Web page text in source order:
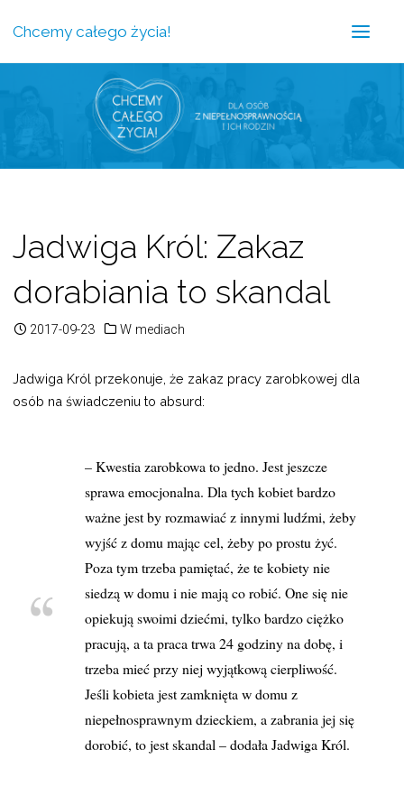
Chcemy całego życia!
Jadwiga Król: Zakaz
dorabiania to skandal
2017-09-23 W mediach
Jadwiga Król przekonuje, że zakaz pracy zarobkowej dla
osób na świadczeniu to absurd:
– Kwestia zarobkowa to jedno. Jest jeszcze
sprawa emocjonalna. Dla tych kobiet bardzo
ważne jest by rozmawiać z innymi ludźmi, żeby
wyjść z domu mając cel, żeby po prostu żyć.
Poza tym trzeba pamiętać, że te kobiety nie
siedzą w domu i nie mają co robić. One się nie
opiekują swoimi dziećmi, tylko bardzo ciężko
pracują, a ta praca trwa 24 godziny na dobę, i
trzeba mieć przy niej wyjątkową cierpliwość.
Jeśli kobieta jest zamknięta w domu z
niepełnosprawnym dzieckiem, a zabrania jej się
dorobić, to jest skandal – dodała Jadwiga Król.